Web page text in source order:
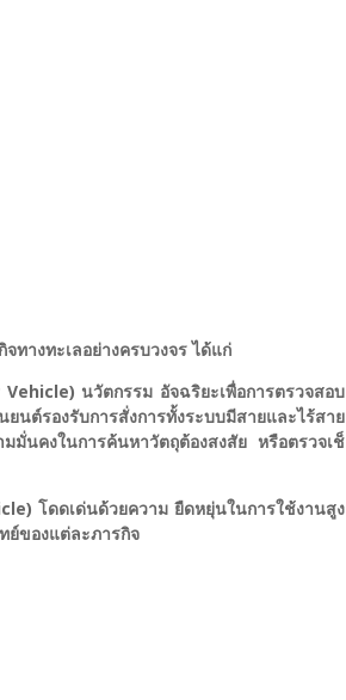
างทะเลอย่างครบวงจร ได้แก่
นวัตกรรม อัจฉริยะเพื่อการตรวจสอบ
รองรับการสั่งการทั้งระบบมีสายและไร้สาย
นคงในการค้นหาวัตถุต้องสงสัย หรือตรวจเช็
โดดเด่นด้วยความ ยืดหยุ่นในการใช้งานสูง
ย์ของแต่ละภารกิจ